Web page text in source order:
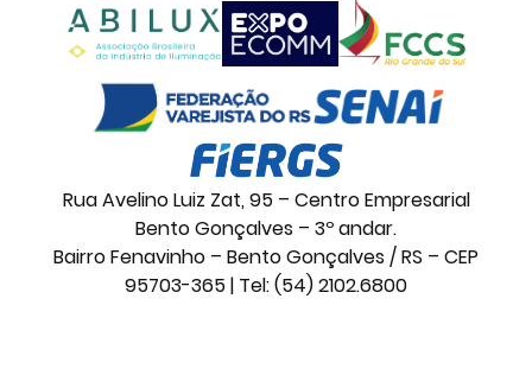
Rua Avelino Luiz Zat, 95 – Centro Empresarial
Bento Gonçalves – 3º andar.
Bairro Fenavinho – Bento Gonçalves / RS – CEP
95703-365 | Tel: (54) 2102.6800